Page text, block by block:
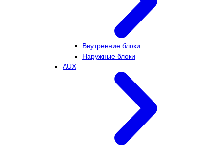
Внутренние блоки
Наружные блоки
AUX